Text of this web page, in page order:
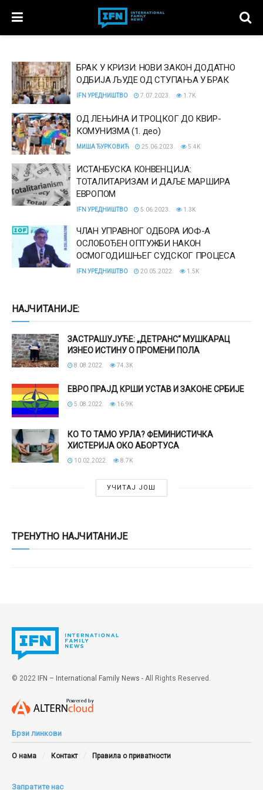
БРАК У КРИЗИ: НОВИ ЗАКОН ДОДАТНО
ОДБИЈА ЉУДЕ ОД СТУПАЊА У БРАК
IFN УРЕДНИШТВО 7.07.2023. 1.7K
ОД ЛЕЊИНА И ТРОЦКОГ ДО КВИР-
КОМУНИЗМА (1. део)
МИША ЂУРКОВИЋ 25.06.2023. 5.4K
ИСТАНБУСКА КОНВЕНЦИЈА:
ТОТАЛИТАРИЗАМ И ДАЉЕ МАРШИРА
ЕВРОПОМ
IFN УРЕДНИШТВО 5.06.2023. 1.3K
ЧЛАН УПРАВНОГ ОДБОРА ИОФ-А
ОСЛОБОЂЕН ОПТУЖБИ НАКОН
ОСМОГОДИШЊЕГ СУДСКОГ ПРОЦЕСА
IFN УРЕДНИШТВО 20.05.2022. 1.5K
НАЈЧИТАНИЈЕ:
ЗАСТРАШУЈУЋЕ: „ДЕТРАНС“ МУШКАРАЦ
ИЗНЕО ИСТИНУ О ПРОМЕНИ ПОЛА
8.08.2022. 74.3K
ЕВРО ПРАЈД КРШИ УСТАВ И ЗАКОНЕ СРБИЈЕ
5.08.2022. 16.9K
КО ТО ТАМО УРЛА? ФЕМИНИСТИЧКА
ХИСТЕРИЈА ОКО АБОРТУСА
10.02.2022. 8.7K
УЧИТАЈ ЈОШ
ТРЕНУТНО НАЈЧИТАНИЈЕ
© 2022 IFN – International Family News - All Rights Reserved.
Брзи линкови
О нама Контакт Правила о приватности
Запратите нас